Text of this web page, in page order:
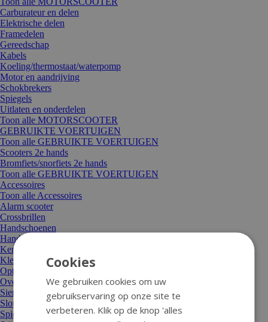
Carburateur en delen
Elektrische delen
Framedelen
Gereedschap
Kabels
Koeling/thermostaat/waterpomp
Motor en aandrijving
Schokbrekers
Spiegels
Uitlaten en onderdelen
Toon alle MOTORSCOOTER
GEBRUIKTE VOERTUIGEN
Toon alle GEBRUIKTE VOERTUIGEN
Scooters 2e hands
Bromfiets/snorfiets 2e hands
Toon alle GEBRUIKTE VOERTUIGEN
Accessoires
Toon alle Accessoires
Alarm scooter
Crossbrillen
Handschoenen
Handvatten
Kentekenplaathouder/verlichting
Kleding
Optische styling
Overige accessoires
Sierbeugel en valbeugel
Sloten
Spiegels en spiegeldelen
Cookies
We gebruiken cookies om uw
gebruikservaring op onze site te
verbeteren. Klik op de knop 'alles